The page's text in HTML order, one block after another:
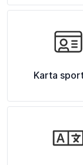
Karta